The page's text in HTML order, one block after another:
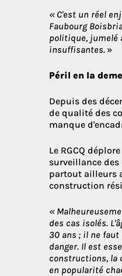
« C'est un réel
Faubourg
politique, jumelé
insuffisantes. »
Péril en la
Depuis des
de qualité des
manque
Le RGCQ
surveillance
partout ailleurs
construction
«
des cas isolés.
30 ans ; il ne
danger. Il est
constructions, la
en popularité